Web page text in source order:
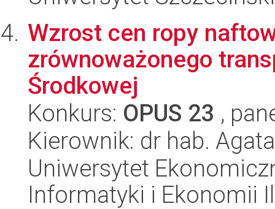
Wzrost cen ropy
zrównoważonego
Środkowej
Konkurs: OPUS 23 ,
Kierownik: dr hab.
Uniwersytet
Informatyki i Ekonomii